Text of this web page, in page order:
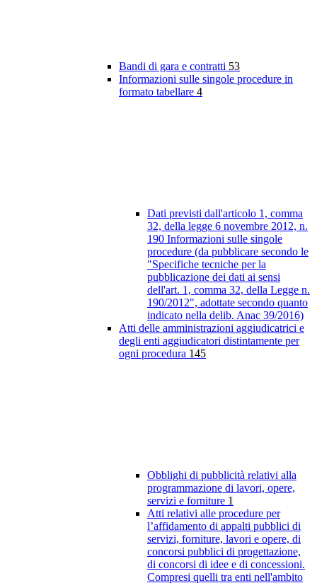
Bandi di gara e contratti 53
Informazioni sulle singole procedure in
formato tabellare 4
Dati previsti dall'articolo 1, comma
32, della legge 6 novembre 2012, n.
190 Informazioni sulle singole
procedure (da pubblicare secondo le
"Specifiche tecniche per la
pubblicazione dei dati ai sensi
dell'art. 1, comma 32, della Legge n.
190/2012", adottate secondo quanto
indicato nella delib. Anac 39/2016)
Atti delle amministrazioni aggiudicatrici e
degli enti aggiudicatori distintamente per
ogni procedura 145
Obblighi di pubblicità relativi alla
programmazione di lavori, opere,
servizi e forniture 1
Atti relativi alle procedure per
l’affidamento di appalti pubblici di
servizi, forniture, lavori e opere, di
concorsi pubblici di progettazione,
di concorsi di idee e di concessioni.
Compresi quelli tra enti nell'ambito